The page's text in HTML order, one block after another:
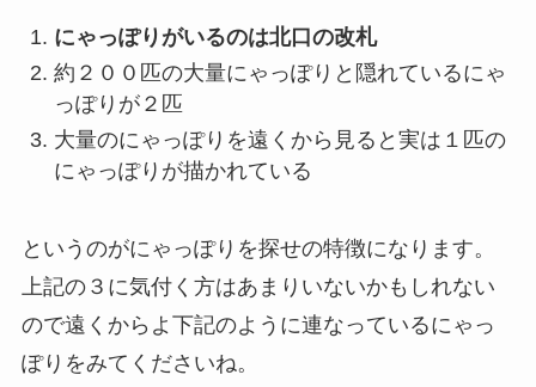
にゃっぽりがいるのは北口の改札
約２００匹の大量にゃっぽりと隠れているにゃ
っぽりが２匹
大量のにゃっぽりを遠くから見ると実は１匹の
にゃっぽりが描かれている
というのがにゃっぽりを探せの特徴になります。
上記の３に気付く方はあまりいないかもしれない
ので遠くからよ下記のように連なっているにゃっ
ぽりをみてくださいね。